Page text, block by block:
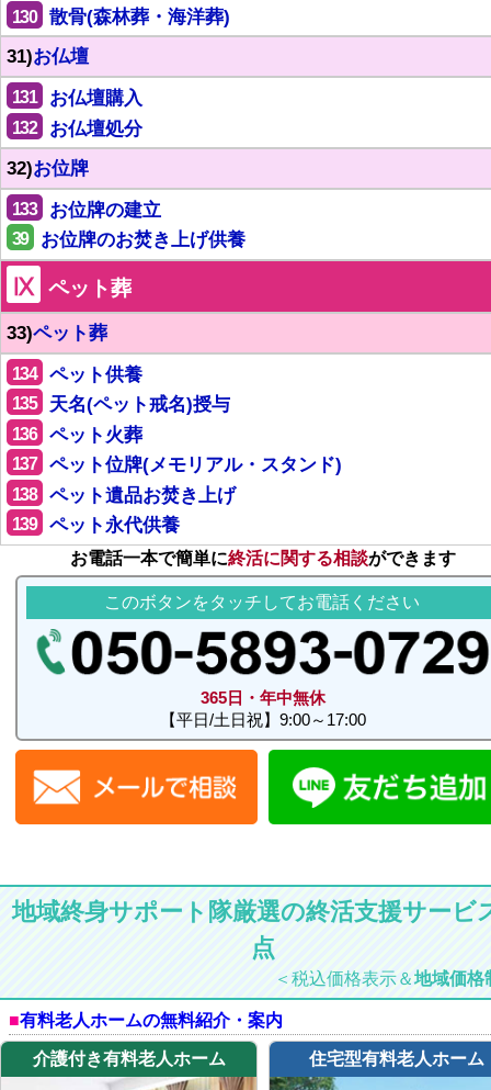
130
散骨(森林葬・海洋葬)
31)お仏壇
131 お仏壇購入
132
お仏壇処分
32)お位牌
133 お位牌の建立
39 お位牌のお焚き上げ供養
Ⅸ ペット葬
33)ペット葬
134 ペット供養
135 天名(ペット戒名)授与
136 ペット火葬
137 ペット位牌(メモリアル・スタンド)
138 ペット遺品お焚き上げ
139 ペット永代供養
お電話一本で簡単に終活に関する相談ができます
このボタンをタッチしてお電話ください
365日・年中無休
【平日/土日祝】9:00～17:00
地域終身サポート隊厳選の終活支援サービ
点
＜税込価格表示＆地域価格
有料老人ホームの無料紹介・案内
介護付き有料老人ホーム 住宅型有料老人ホーム